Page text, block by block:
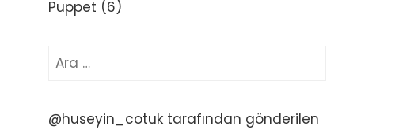
Puppet (6)
Arama:
@huseyin_cotuk tarafından gönderilen